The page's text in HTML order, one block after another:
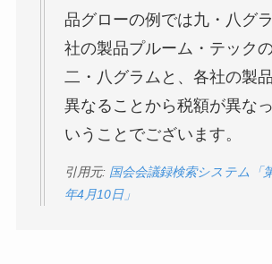
品グローの例では九・八グ
社の製品プルーム・テック
二・八グラムと、各社の製
異なることから税額が異な
いうことでございます。
引用元: 国会会議録検索システム
年4月10日」